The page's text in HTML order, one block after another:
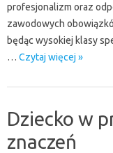
profesjonalizm oraz
zawodowych
będąc wysokiej klasy
… Czytaj więcej »
Dziecko w
znaczeń